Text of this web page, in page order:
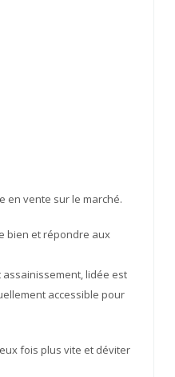
en vente sur le marché.
bien et répondre aux
lidée est
accessible pour
fois plus vite et déviter